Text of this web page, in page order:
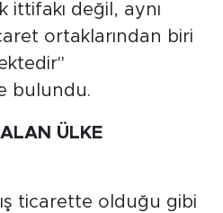
ittifakı değil, aynı
ortaklarından biri
bulundu.
ÜLKE
ticarette olduğu gibi